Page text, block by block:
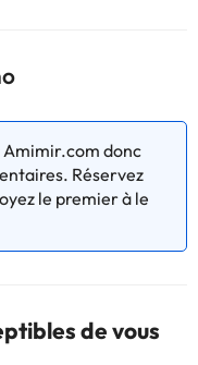
Amimir.com donc
Réservez
le premier à le
de vous